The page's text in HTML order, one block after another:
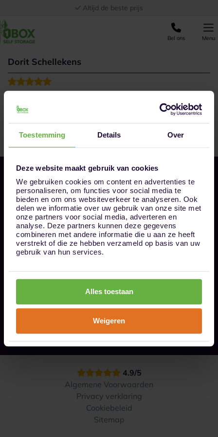
Toestemming Details Over
Deze website maakt gebruik van cookies
We gebruiken cookies om content en advertenties te
personaliseren, om functies voor social media te
bieden en om ons websiteverkeer te analyseren. Ook
delen we informatie over uw gebruik van onze site met
onze partners voor social media, adverteren en
analyse. Deze partners kunnen deze gegevens
combineren met andere informatie die u aan ze heeft
verstrekt of die ze hebben verzameld op basis van uw
gebruik van hun services.
Alles toestaan
Weigeren
Altijd de beste prijs
Bel ons Menu
Dorit Schellekens
boxen, supertevreden.
Bel ons op 085 - 0161611
info@1box.nl
Volg ons
Onze opslaglocaties
Hoe werkt het?
4.9/5
Algemene Voorwaarden
Privacy verklaring
Cookiebeleid
Sitemap